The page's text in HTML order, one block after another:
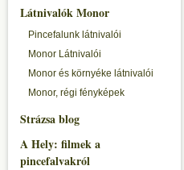
Látnivalók Monor
Pincefalunk látnivalói
Monor Látnivalói
Monor és környéke látnivalói
Monor, régi fényképek
Strázsa blog
A Hely: filmek a
pincefalvakról